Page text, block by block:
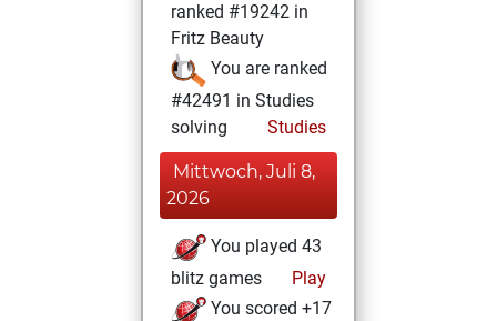
ranked #19242 in
Fritz Beauty
You are ranked
#42491 in Studies
solving
Studies
Mittwoch, Juli 8,
2026
You played 43
blitz games
Play
You scored +17